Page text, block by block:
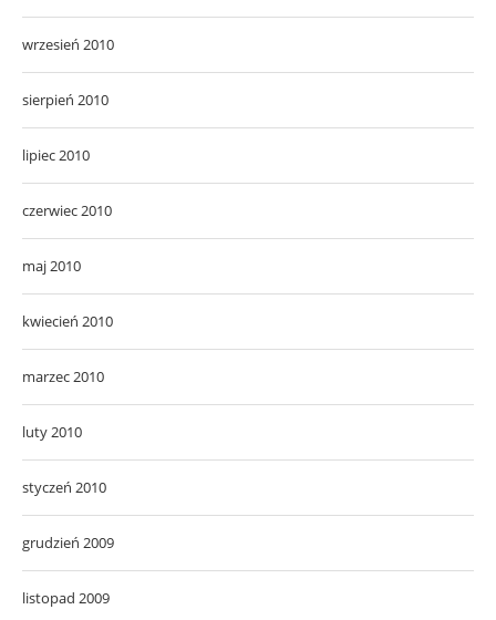
wrzesień 2010
sierpień 2010
lipiec 2010
czerwiec 2010
maj 2010
kwiecień 2010
marzec 2010
luty 2010
styczeń 2010
grudzień 2009
listopad 2009